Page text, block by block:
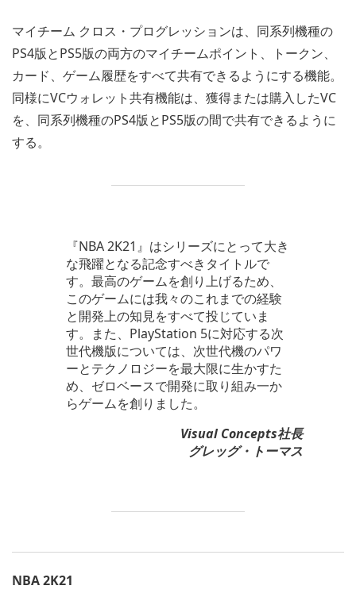
マイチーム クロス・プログレッションは、同系列機種の
PS4版とPS5版の両方のマイチームポイント、トークン、
カード、ゲーム履歴をすべて共有できるようにする機能。
同様にVCウォレット共有機能は、獲得または購入したVC
を、同系列機種のPS4版とPS5版の間で共有できるように
する。
『NBA 2K21』はシリーズにとって大き
な飛躍となる記念すべきタイトルで
す。最高のゲームを創り上げるため、
このゲームには我々のこれまでの経験
と開発上の知見をすべて投じていま
す。また、PlayStation 5に対応する次
世代機版については、次世代機のパワ
ーとテクノロジーを最大限に生かすた
め、ゼロベースで開発に取り組み一か
らゲームを創りました。
Visual Concepts社長
グレッグ・トーマス
NBA 2K21